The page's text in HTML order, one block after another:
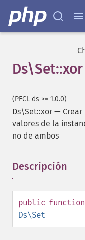
Ds\Set::xor
(PECL ds >= 1.0.0)
Ds\Set::xor —
valores de la
no de ambos
Descripción
public function
Ds\Set